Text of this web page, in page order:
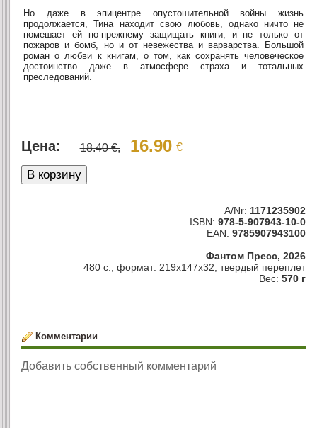
Но даже в эпицентре опустошительной войны жизнь
продолжается, Тина находит свою любовь, однако ничто не
помешает ей по-прежнему защищать книги, и не только от
пожаров и бомб, но и от невежества и варварства. Большой
роман о любви к книгам, о том, как сохранять человеческое
достоинство даже в атмосфере страха и тотальных
преследований.
Цена: 18.40 €, 16.90 €
A/Nr: 1171235902
ISBN: 978-5-907943-10-0
EAN: 9785907943100
Фантом Пресс, 2026
480 с., формат: 219х147х32, твердый переплет
Вес: 570 г
Комментарии
Добавить собственный комментарий